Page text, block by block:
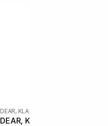
DEAR, KLAIRS
DEAR, KLAIRS Gentle Black